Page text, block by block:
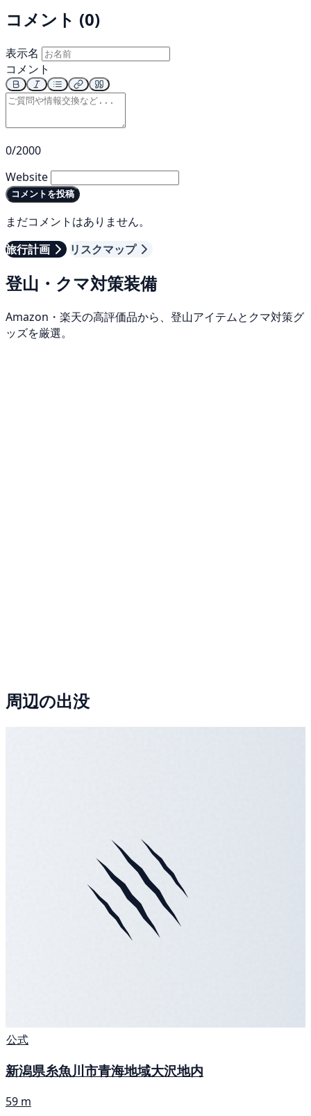
コメント (0)
表示名
コメント
0/2000
Website
コメントを投稿
まだコメントはありません。
旅行計画
リスクマップ
登山・クマ対策装備
Amazon・楽天の高評価品から、登山アイテムとクマ対策グ
ッズを厳選。
周辺の出没
公式
新潟県糸魚川市青海地域大沢地内
59 m